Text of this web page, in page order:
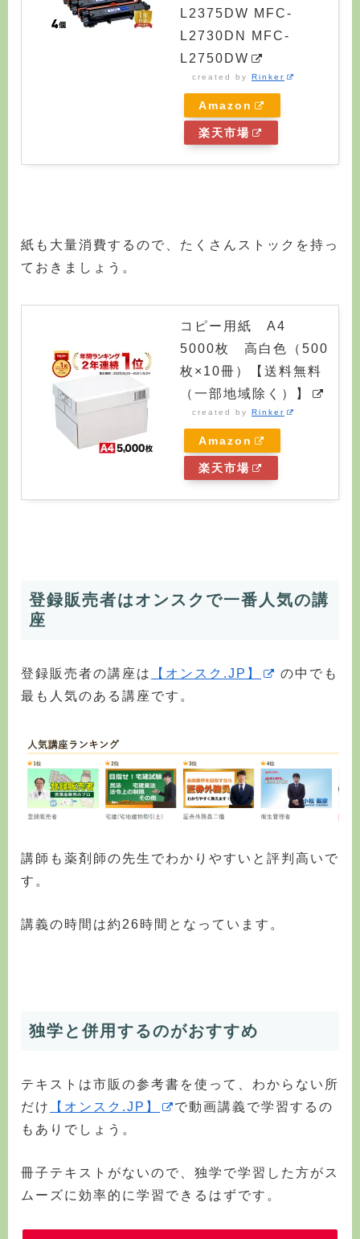
L2375DW MFC-
L2730DN MFC-
L2750DW
created by Rinker
Amazon
楽天市場
紙も大量消費するので、たくさんストックを持っ
ておきましょう。
コピー用紙 A4
5000枚 高白色（500
枚×10冊）【送料無料
（一部地域除く）】
created by Rinker
Amazon
楽天市場
登録販売者はオンスクで一番人気の講
座
登録販売者の講座は 【オンスク.JP】
の中でも
最も人気のある講座です。
講師も薬剤師の先生でわかりやすいと評判高いで
す。
講義の時間は約26時間となっています。
独学と併用するのがおすすめ
テキストは市販の参考書を使って、わからない所
だけ
【オンスク.JP】
で動画講義で学習するの
もありでしょう。
冊子テキストがないので、独学で学習した方がス
ムーズに効率的に学習できるはずです。